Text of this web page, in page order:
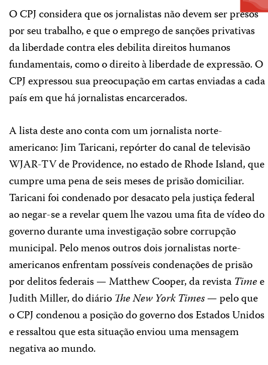
O CPJ considera que os jornalistas não devem ser presos
por seu trabalho, e que o emprego de sanções privativas
da liberdade contra eles debilita direitos humanos
fundamentais, como o direito à liberdade de expressão. O
CPJ expressou sua preocupação em cartas enviadas a cada
país em que há jornalistas encarcerados.
A lista deste ano conta com um jornalista norte-
americano: Jim Taricani, repórter do canal de televisão
WJAR-TV de Providence, no estado de Rhode Island, que
cumpre uma pena de seis meses de prisão domiciliar.
Taricani foi condenado por desacato pela justiça federal
ao negar-se a revelar quem lhe vazou uma fita de vídeo do
governo durante uma investigação sobre corrupção
municipal. Pelo menos outros dois jornalistas norte-
americanos enfrentam possíveis condenações de prisão
por delitos federais — Matthew Cooper, da revista Timee
Judith Miller, do diário The New York Times— pelo que
o CPJ condenou a posição do governo dos Estados Unidos
e ressaltou que esta situação enviou uma mensagem
negativa ao mundo.